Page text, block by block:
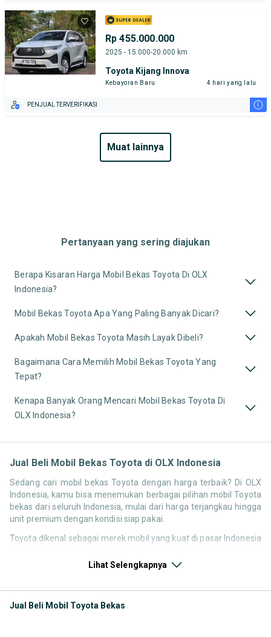
Rp 455.000.000
2025 - 15.000-20.000 km
Toyota Kijang Innova
Kebayoran Baru 4 hari yang lalu
PENJUAL TERVERIFIKASI i
muat lainnya
Pertanyaan yang sering diajukan
Berapa Kisaran Harga Mobil Bekas Toyota Di OLX
Indonesia?
Mobil Bekas Toyota Apa Yang Paling Banyak Dicari?
Apakah Mobil Bekas Toyota Masih Layak Dibeli?
Bagaimana Cara Memilih Mobil Bekas Toyota Yang
Tepat?
Kenapa Banyak Orang Mencari Mobil Bekas Toyota Di
OLX Indonesia?
Jual Beli Mobil Bekas Toyota di OLX Indonesia
Sedang cari mobil bekas Toyota dengan harga terbaik? Di OLX
Indonesia, kamu bisa menemukan berbagai pilihan mobil Toyota
bekas dari seluruh Indonesia, mulai dari harga terjangkau hingga
unit premium dengan kondisi siap pakai.
Toyota dikenal sebagai merek mobil yang kuat di pasar Indonesia
yang stabil. Itu sebabnya pencarian seperti
Melalui halaman ini, kamu bisa langsung membandingkan
Lihat Selengkapnya
Jual Beli Mobil Toyota Bekas